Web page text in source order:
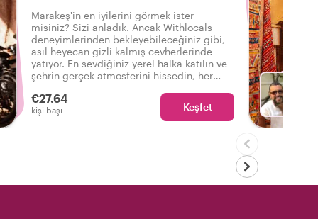
Marakeş'in en iyilerini görmek ister
misiniz? Sizi anladık. Ancak Withlocals
deneyimlerinden bekleyebileceğiniz gibi,
asıl heyecan gizli kalmış cevherlerinde
yatıyor. En sevdiğiniz yerel halka katılın ve
şehrin gerçek atmosferini hissedin, her
söyleyebilirsiniz: Gerçek Marakeş'i
deneyimledim!
€27.64
kişi başı Keşfet